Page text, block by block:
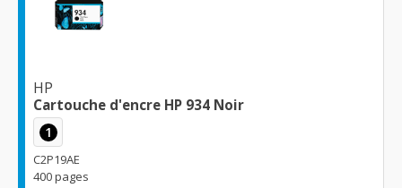
HP
Cartouche d'encre HP 934 Noir
1
C2P19AE
400 pages